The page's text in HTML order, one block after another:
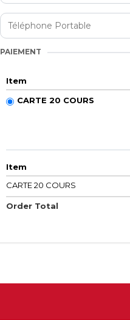
PAIEMENT
Item
CARTE 20 COURS
Item
CARTE 20 COURS
Order Total